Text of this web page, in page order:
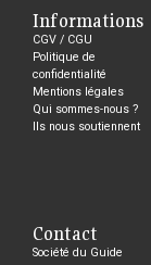
Informations
CGV / CGU
Politique de
confidentialité
Mentions légales
Qui sommes-nous ?
Ils nous soutiennent
Contact
Société du Guide